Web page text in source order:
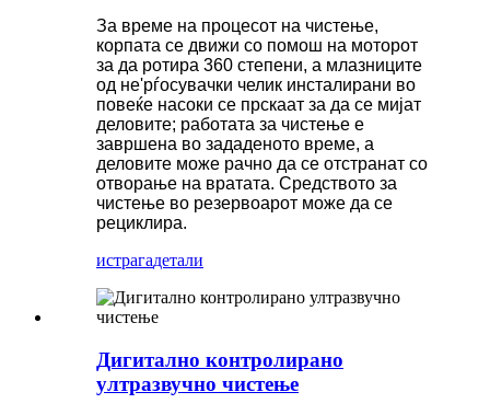
За време на процесот на чистење,
корпата се движи со помош на моторот
за да ротира 360 степени, а млазниците
од не'рѓосувачки челик инсталирани во
повеќе насоки се прскаат за да се мијат
деловите; работата за чистење е
завршена во зададеното време, а
деловите може рачно да се отстранат со
отворање на вратата. Средството за
чистење во резервоарот може да се
рециклира.
истрагадетали
Дигитално контролирано
ултразвучно чистење